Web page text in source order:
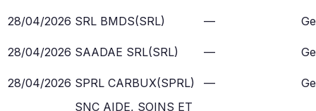
28/04/2026 SRL BMDS(SRL) —
28/04/2026 SAADAE SRL(SRL) —
28/04/2026 SPRL CARBUX(SPRL) —
SNC AIDE, SOINS ET